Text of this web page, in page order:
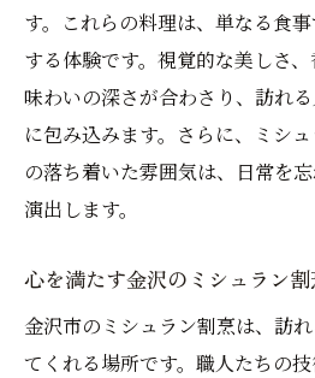
す。これらの料理は、単なる食
する体験です。視覚的な美しさ
味わいの深さが合わさり、訪れ
に包み込みます。さらに、ミシ
の落ち着いた雰囲気は、日常を
演出します。
心を満たす金沢のミシュラン
金沢市のミシュラン割烹は、訪
てくれる場所です。職人たちの